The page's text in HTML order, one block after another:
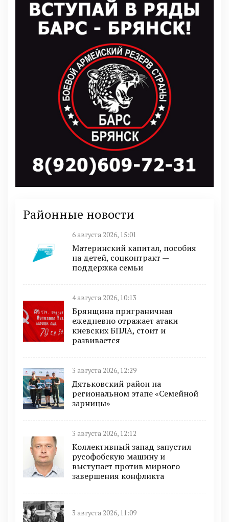
Районные новости
6 августа 2026, 15:01
Материнский капитал, пособия
на детей, соцконтракт —
поддержка семьи
4 августа 2026, 10:13
Брянщина приграничная
ежедневно отражает атаки
киевских БПЛА, стоит и
развивается
3 августа 2026, 12:29
Дятьковский район на
региональном этапе «Семейной
зарницы»
3 августа 2026, 12:12
Коллективный запад запустил
русофобскую машину и
выступает против мирного
завершения конфликта
3 августа 2026, 11:09